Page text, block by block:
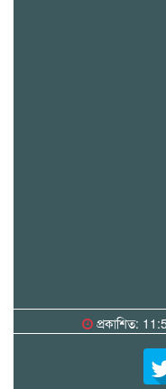
প্রকাশিত: